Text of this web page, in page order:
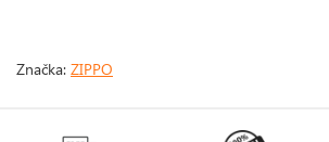
Značka: ZIPPO